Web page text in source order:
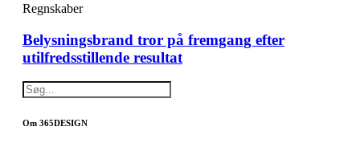
Regnskaber
Belysningsbrand tror på fremgang efter
utilfredsstillende resultat
Om 365DESIGN